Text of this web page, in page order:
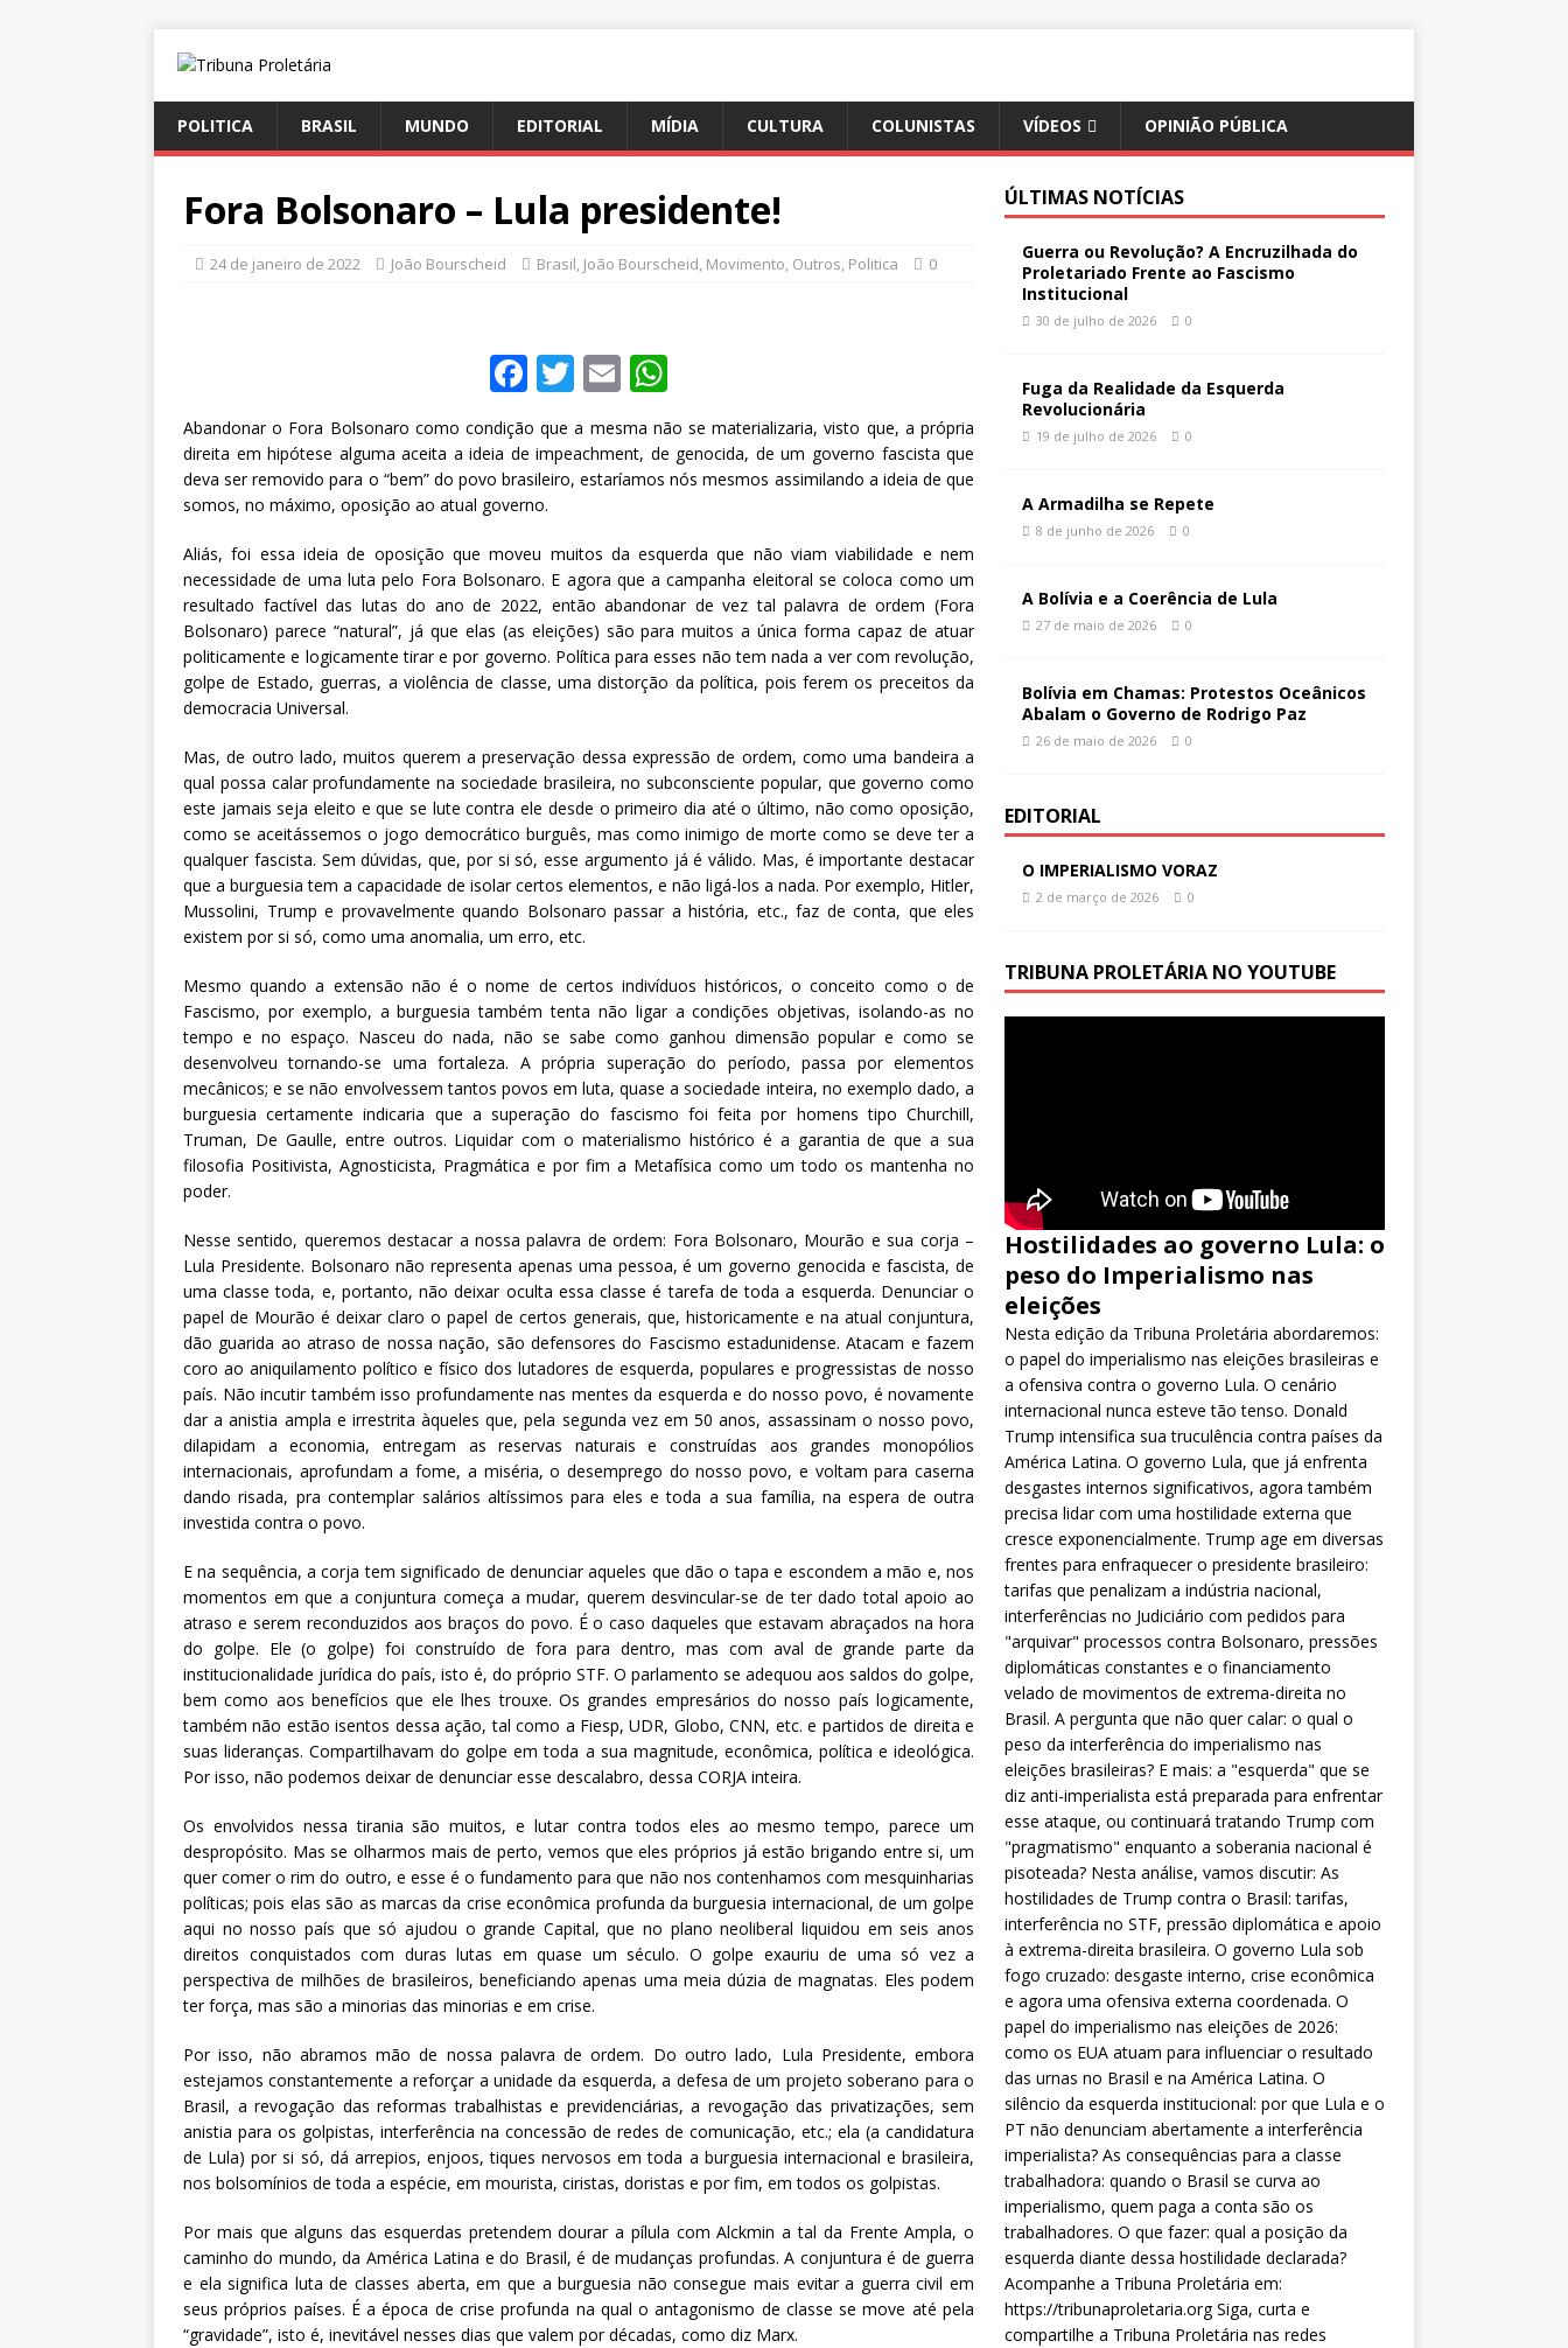
POLITICA BRASIL MUNDO EDITORIAL MÍDIA CULTURA COLUNISTAS VÍDEOS OPINIÃO PÚBLICA
Fora Bolsonaro – Lula presidente!
24 de janeiro de 2022 João Bourscheid Brasil, João Bourscheid, Movimento, Outros, Politica 0
F
c
e
b
o
o
k
T
it
te
E
ai
l
at
s
p
p
Abandonar o Fora Bolsonaro como condição que a mesma não se materializaria, visto que, a própria
direita em hipótese alguma aceita a ideia de impeachment, de genocida, de um governo fascista que
deva ser removido para o “bem” do povo brasileiro, estaríamos nós mesmos assimilando a ideia de que
somos, no máximo, oposição ao atual governo.
Aliás, foi essa ideia de oposição que moveu muitos da esquerda que não viam viabilidade e nem
necessidade de uma luta pelo Fora Bolsonaro. E agora que a campanha eleitoral se coloca como um
resultado factível das lutas do ano de 2022, então abandonar de vez tal palavra de ordem (Fora
Bolsonaro) parece “natural”, já que elas (as eleições) são para muitos a única forma capaz de atuar
politicamente e logicamente tirar e por governo. Política para esses não tem nada a ver com revolução,
golpe de Estado, guerras, a violência de classe, uma distorção da política, pois ferem os preceitos da
democracia Universal.
Mas, de outro lado, muitos querem a preservação dessa expressão de ordem, como uma bandeira a
qual possa calar profundamente na sociedade brasileira, no subconsciente popular, que governo como
este jamais seja eleito e que se lute contra ele desde o primeiro dia até o último, não como oposição,
como se aceitássemos o jogo democrático burguês, mas como inimigo de morte como se deve ter a
qualquer fascista. Sem dúvidas, que, por si só, esse argumento já é válido. Mas, é importante destacar
que a burguesia tem a capacidade de isolar certos elementos, e não ligá-los a nada. Por exemplo, Hitler,
Mussolini, Trump e provavelmente quando Bolsonaro passar a história, etc., faz de conta, que eles
existem por si só, como uma anomalia, um erro, etc.
Mesmo quando a extensão não é o nome de certos indivíduos históricos, o conceito como o de
Fascismo, por exemplo, a burguesia também tenta não ligar a condições objetivas, isolando-as no
tempo e no espaço. Nasceu do nada, não se sabe como ganhou dimensão popular e como se
desenvolveu tornando-se uma fortaleza. A própria superação do período, passa por elementos
mecânicos; e se não envolvessem tantos povos em luta, quase a sociedade inteira, no exemplo dado, a
burguesia certamente indicaria que a superação do fascismo foi feita por homens tipo Churchill,
Truman, De Gaulle, entre outros. Liquidar com o materialismo histórico é a garantia de que a sua
filosofia Positivista, Agnosticista, Pragmática e por fim a Metafísica como um todo os mantenha no
poder.
Nesse sentido, queremos destacar a nossa palavra de ordem: Fora Bolsonaro, Mourão e sua corja –
Lula Presidente. Bolsonaro não representa apenas uma pessoa, é um governo genocida e fascista, de
uma classe toda, e, portanto, não deixar oculta essa classe é tarefa de toda a esquerda. Denunciar o
papel de Mourão é deixar claro o papel de certos generais, que, historicamente e na atual conjuntura,
dão guarida ao atraso de nossa nação, são defensores do Fascismo estadunidense. Atacam e fazem
coro ao aniquilamento político e físico dos lutadores de esquerda, populares e progressistas de nosso
país. Não incutir também isso profundamente nas mentes da esquerda e do nosso povo, é novamente
dar a anistia ampla e irrestrita àqueles que, pela segunda vez em 50 anos, assassinam o nosso povo,
dilapidam a economia, entregam as reservas naturais e construídas aos grandes monopólios
internacionais, aprofundam a fome, a miséria, o desemprego do nosso povo, e voltam para caserna
dando risada, pra contemplar salários altíssimos para eles e toda a sua família, na espera de outra
investida contra o povo.
E na sequência, a corja tem significado de denunciar aqueles que dão o tapa e escondem a mão e, nos
momentos em que a conjuntura começa a mudar, querem desvincular-se de ter dado total apoio ao
atraso e serem reconduzidos aos braços do povo. É o caso daqueles que estavam abraçados na hora
do golpe. Ele (o golpe) foi construído de fora para dentro, mas com aval de grande parte da
institucionalidade jurídica do país, isto é, do próprio STF. O parlamento se adequou aos saldos do golpe,
bem como aos benefícios que ele lhes trouxe. Os grandes empresários do nosso país logicamente,
também não estão isentos dessa ação, tal como a Fiesp, UDR, Globo, CNN, etc. e partidos de direita e
suas lideranças. Compartilhavam do golpe em toda a sua magnitude, econômica, política e ideológica.
Por isso, não podemos deixar de denunciar esse descalabro, dessa CORJA inteira.
Os envolvidos nessa tirania são muitos, e lutar contra todos eles ao mesmo tempo, parece um
despropósito. Mas se olharmos mais de perto, vemos que eles próprios já estão brigando entre si, um
quer comer o rim do outro, e esse é o fundamento para que não nos contenhamos com mesquinharias
políticas; pois elas são as marcas da crise econômica profunda da burguesia internacional, de um golpe
aqui no nosso país que só ajudou o grande Capital, que no plano neoliberal liquidou em seis anos
direitos conquistados com duras lutas em quase um século. O golpe exauriu de uma só vez a
perspectiva de milhões de brasileiros, beneficiando apenas uma meia dúzia de magnatas. Eles podem
ter força, mas são a minorias das minorias e em crise.
Por isso, não abramos mão de nossa palavra de ordem. Do outro lado, Lula Presidente, embora
estejamos constantemente a reforçar a unidade da esquerda, a defesa de um projeto soberano para o
Brasil, a revogação das reformas trabalhistas e previdenciárias, a revogação das privatizações, sem
anistia para os golpistas, interferência na concessão de redes de comunicação, etc.; ela (a candidatura
de Lula) por si só, dá arrepios, enjoos, tiques nervosos em toda a burguesia internacional e brasileira,
nos bolsomínios de toda a espécie, em mourista, ciristas, doristas e por fim, em todos os golpistas.
Por mais que alguns das esquerdas pretendem dourar a pílula com Alckmin a tal da Frente Ampla, o
caminho do mundo, da América Latina e do Brasil, é de mudanças profundas. A conjuntura é de guerra
e ela significa luta de classes aberta, em que a burguesia não consegue mais evitar a guerra civil em
seus próprios países. É a época de crise profunda na qual o antagonismo de classe se move até pela
“gravidade”, isto é, inevitável nesses dias que valem por décadas, como diz Marx.
ÚLTIMAS NOTÍCIAS
Guerra ou Revolução? A Encruzilhada do
Proletariado Frente ao Fascismo
Institucional
30 de julho de 2026 0
Fuga da Realidade da Esquerda
Revolucionária
19 de julho de 2026 0
A Armadilha se Repete
8 de junho de 2026 0
A Bolívia e a Coerência de Lula
27 de maio de 2026 0
Bolívia em Chamas: Protestos Oceânicos
Abalam o Governo de Rodrigo Paz
26 de maio de 2026 0
EDITORIAL
O IMPERIALISMO VORAZ
2 de março de 2026 0
TRIBUNA PROLETÁRIA NO YOUTUBE
Hostilidades ao governo Lula: o
peso do Imperialismo nas
eleições
Nesta edição da Tribuna Proletária abordaremos:
o papel do imperialismo nas eleições brasileiras e
a ofensiva contra o governo Lula. O cenário
internacional nunca esteve tão tenso. Donald
Trump intensifica sua truculência contra países da
América Latina. O governo Lula, que já enfrenta
desgastes internos significativos, agora também
precisa lidar com uma hostilidade externa que
cresce exponencialmente. Trump age em diversas
frentes para enfraquecer o presidente brasileiro:
tarifas que penalizam a indústria nacional,
interferências no Judiciário com pedidos para
"arquivar" processos contra Bolsonaro, pressões
diplomáticas constantes e o financiamento
velado de movimentos de extrema-direita no
Brasil. A pergunta que não quer calar: o qual o
peso da interferência do imperialismo nas
eleições brasileiras? E mais: a "esquerda" que se
diz anti-imperialista está preparada para enfrentar
esse ataque, ou continuará tratando Trump com
"pragmatismo" enquanto a soberania nacional é
pisoteada? Nesta análise, vamos discutir: As
hostilidades de Trump contra o Brasil: tarifas,
interferência no STF, pressão diplomática e apoio
à extrema-direita brasileira. O governo Lula sob
fogo cruzado: desgaste interno, crise econômica
e agora uma ofensiva externa coordenada. O
papel do imperialismo nas eleições de 2026:
como os EUA atuam para influenciar o resultado
das urnas no Brasil e na América Latina. O
silêncio da esquerda institucional: por que Lula e o
PT não denunciam abertamente a interferência
imperialista? As consequências para a classe
trabalhadora: quando o Brasil se curva ao
imperialismo, quem paga a conta são os
trabalhadores. O que fazer: qual a posição da
esquerda diante dessa hostilidade declarada?
Acompanhe a Tribuna Proletária em:
https://tribunaproletaria.org Siga, curta e
compartilhe a Tribuna Proletária nas redes